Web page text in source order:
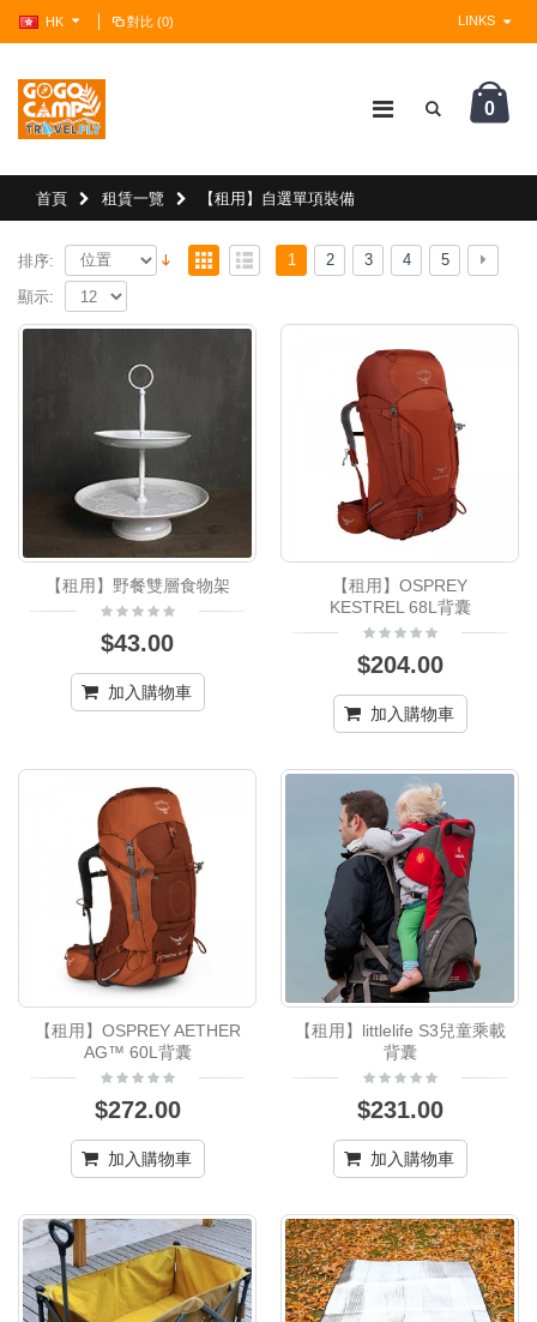
HK 對比 (0) LINKS
0
首頁 租賃一覽 【租用】自選單項裝備
排序: 1 2 3 4 5
顯示:
【租用】野餐雙層食物架
$43.00
加入購物車
【租用】OSPREY
KESTREL 68L背囊
$204.00
加入購物車
【租用】OSPREY AETHER
AG™ 60L背囊
$272.00
加入購物車
【租用】littlelife S3兒童乘載
背囊
$231.00
加入購物車